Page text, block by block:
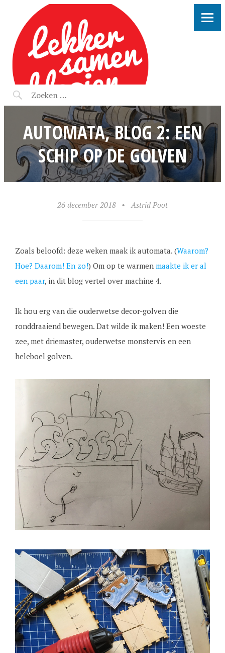
LEKKER SAMEN KLOOIEN
AUTOMATA, BLOG 2: EEN
SCHIP OP DE GOLVEN
26 december 2018 • Astrid Poot
Zoals beloofd: deze weken maak ik automata. (Waarom?
Hoe? Daarom! En zo!) Om op te warmen maakte ik er al
een paar, in dit blog vertel over machine 4.
Ik hou erg van die ouderwetse decor-golven die
ronddraaiend bewegen. Dat wilde ik maken! Een woeste
zee, met driemaster, ouderwetse monstervis en een
heleboel golven.